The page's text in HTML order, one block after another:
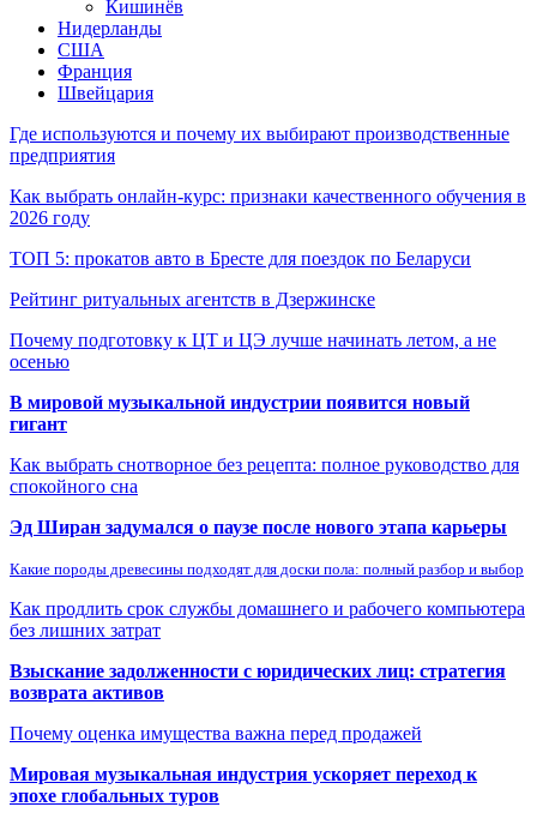
Кишинёв
Нидерланды
США
Франция
Швейцария
Где используются и почему их выбирают производственные
предприятия
Как выбрать онлайн-курс: признаки качественного обучения в
2026 году
ТОП 5: прокатов авто в Бресте для поездок по Беларуси
Рейтинг ритуальных агентств в Дзержинске
Почему подготовку к ЦТ и ЦЭ лучше начинать летом, а не
осенью
В мировой музыкальной индустрии появится новый
гигант
Как выбрать снотворное без рецепта: полное руководство для
спокойного сна
Эд Ширан задумался о паузе после нового этапа карьеры
Какие породы древесины подходят для доски пола: полный разбор и выбор
Как продлить срок службы домашнего и рабочего компьютера
без лишних затрат
Взыскание задолженности с юридических лиц: стратегия
возврата активов
Почему оценка имущества важна перед продажей
Мировая музыкальная индустрия ускоряет переход к
эпохе глобальных туров